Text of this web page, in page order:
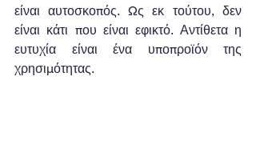
είναι αυτοσκοπός. Ως εκ τούτου, δεν
είναι κάτι που είναι εφικτό. Αντίθετα η
ευτυχία είναι ένα υποπροϊόν της
χρησιμότητας.